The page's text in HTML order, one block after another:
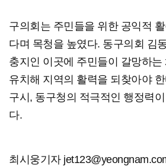
구의회는 주민들을 위한 공익적
다며 목청을 높였다. 동구의회 김
충지인 이곳에 주민들이 갈망하는
유치해 지역의 활력을 되찾아야
구시, 동구청의 적극적인 행정력
다.
최시웅기자